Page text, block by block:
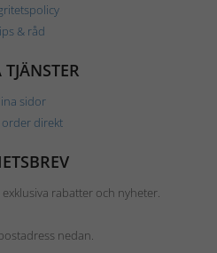
& råd
sidor
order direkt
rabatter och nyheter.
nedan.